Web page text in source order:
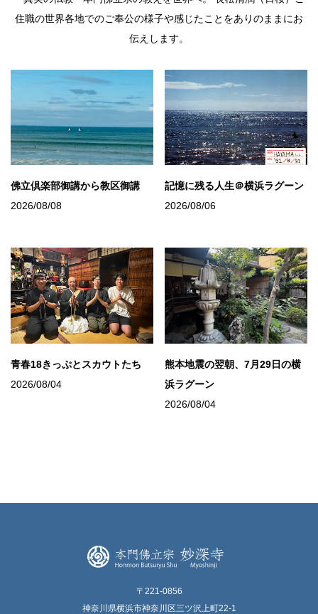
住職の世界各地でのご奉公の様子や感じたことをありのままにお
伝えします。
佛立倶楽部御講から教区御講
2026/08/08
記憶に残る人生＠横浜ラグーン
2026/08/06
青春18きっぷとスカウトたち
2026/08/04
熊本地震の翌朝、7月29日の横
浜ラグーン
2026/08/04
〒221-0856
神奈川県横浜市神奈川区三ツ沢上町22-1